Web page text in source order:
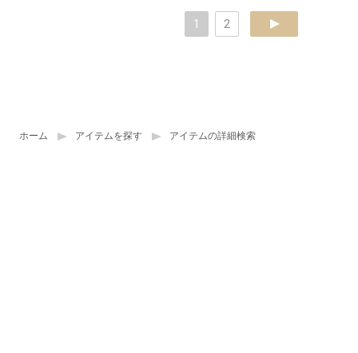
ホーム アイテムを探す アイテムの詳細検索
1 2 next